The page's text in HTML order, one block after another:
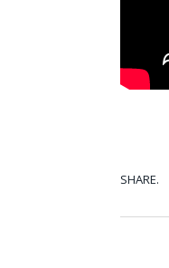
SHARE.